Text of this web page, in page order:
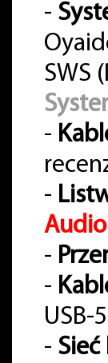
-
SWS
-
-
-
-
USB-
- Sieć